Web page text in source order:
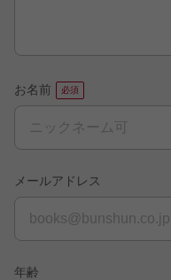
お名前
メールアドレス
年齢